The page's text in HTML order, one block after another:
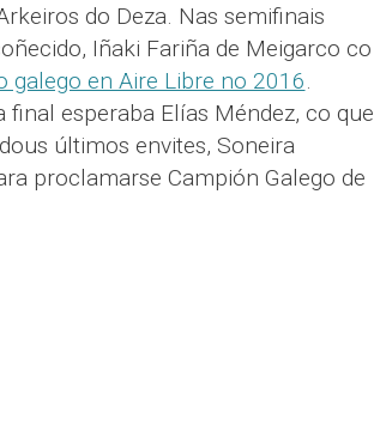
do Deza. Nas semifinais
Iñaki Fariña de Meigarco co
galego en Aire Libre no 2016.
esperaba Elías Méndez, co que
últimos envites, Soneira
proclamarse Campión Galego de